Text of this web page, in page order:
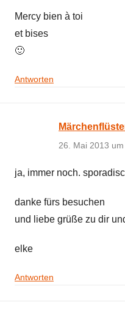
Mercy bien à toi
et bises
🙂
Antworten
26. Mai 2013
ja, immer noch.
danke fürs besuchen
und liebe grüße zu dir
elke
Antworten